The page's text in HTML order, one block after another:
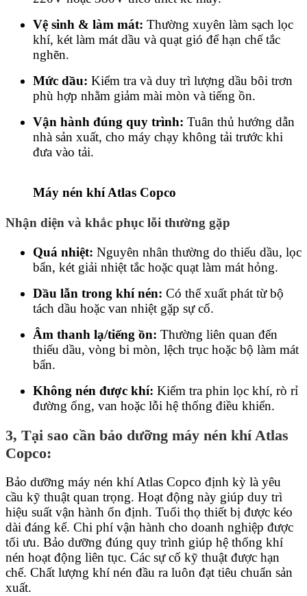
Vệ sinh & làm mát: Thường xuyên làm sạch lọc
khí, két làm mát dầu và quạt gió để hạn chế tắc
nghẽn.
Mức dầu: Kiểm tra và duy trì lượng dầu bôi trơn
phù hợp nhằm giảm mài mòn và tiếng ồn.
Vận hành đúng quy trình: Tuân thủ hướng dẫn
nhà sản xuất, cho máy chạy không tải trước khi
đưa vào tải.
Máy nén khí Atlas Copco
Nhận diện và khắc phục lỗi thường gặp
Quá nhiệt: Nguyên nhân thường do thiếu dầu, lọc
bẩn, két giải nhiệt tắc hoặc quạt làm mát hỏng.
Dầu lẫn trong khí nén: Có thể xuất phát từ bộ
tách dầu hoặc van nhiệt gặp sự cố.
Âm thanh lạ/tiếng ồn: Thường liên quan đến
thiếu dầu, vòng bi mòn, lệch trục hoặc bộ làm mát
bẩn.
Không nén được khí: Kiểm tra phin lọc khí, rò rỉ
đường ống, van hoặc lỗi hệ thống điều khiển.
3, Tại sao cần bảo dưỡng máy nén khí Atlas
Copco:
Bảo dưỡng máy nén khí Atlas Copco định kỳ là yêu
cầu kỹ thuật quan trọng. Hoạt động này giúp duy trì
hiệu suất vận hành ổn định. Tuổi thọ thiết bị được kéo
dài đáng kể. Chi phí vận hành cho doanh nghiệp được
tối ưu. Bảo dưỡng đúng quy trình giúp hệ thống khí
nén hoạt động liên tục. Các sự cố kỹ thuật được hạn
chế. Chất lượng khí nén đầu ra luôn đạt tiêu chuẩn sản
xuất.